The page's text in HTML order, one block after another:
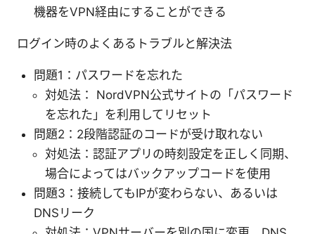
機器をVPN経由にすることができる
ログイン時のよくあるトラブルと解決法
問題1：パスワードを忘れた
対処法： NordVPN公式サイトの「パスワード
を忘れた」を利用してリセット
問題2：2段階認証のコードが受け取れない
対処法：認証アプリの時刻設定を正しく同期、
場合によってはバックアップコードを使用
問題3：接続してもIPが変わらない、あるいは
DNSリーク